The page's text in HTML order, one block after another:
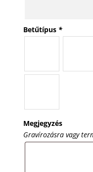
Betűtípus *
Megjegyzés
Gravírozásra vagy